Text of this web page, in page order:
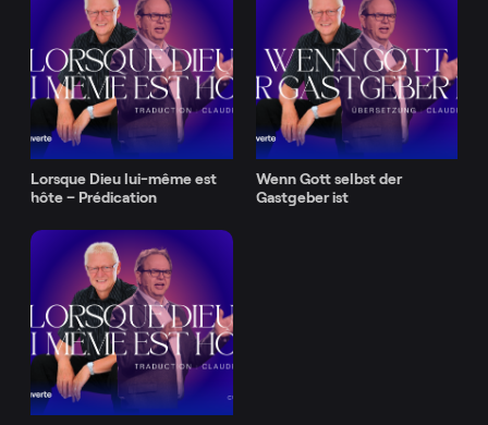
Lorsque Dieu lui-même est
hôte – Prédication
Wenn Gott selbst der
Gastgeber ist